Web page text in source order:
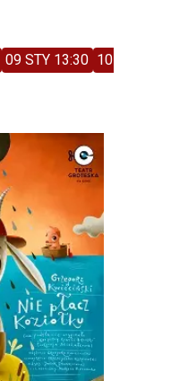
09 STY 13:30 10 STY 11:00